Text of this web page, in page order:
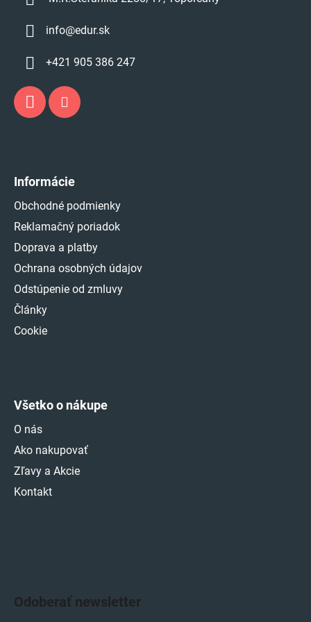
info@edur.sk
+421 905 386 247
Informácie
Obchodné podmienky
Reklamačný poriadok
Doprava a platby
Ochrana osobných údajov
Odstúpenie od zmluvy
Články
Cookie
Všetko o nákupe
O nás
Ako nakupovať
Zľavy a Akcie
Kontakt
Odoberať newsletter